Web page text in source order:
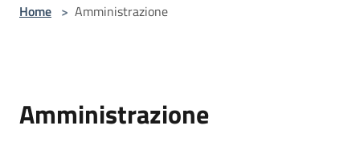
Home > Amministrazione
Amministrazione